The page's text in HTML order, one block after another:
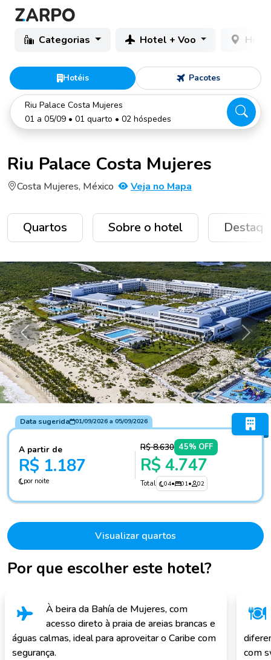
Categorias Hotel + Voo
Hotéis Pacotes
Riu Palace Costa Mujeres
01 a 05/09 • 01 quarto • 02 hóspedes
Riu Palace Costa Mujeres
Costa Mujeres, México Veja no Mapa
Quartos Sobre o hotel
Anterior
Por que escolher este hotel?
À beira da Bahía de Mujeres, com
acesso direto à praia de areias brancas e
águas calmas, ideal para aproveitar o Caribe com
segurança.
com
Data sugerida 01/09/2026a 05/09/2026
A partir de
R$ 1.187
por noite
R$ 8.630 45% OFF
R$ 4.747
Total 04• 01• 02
Visualizar quartos